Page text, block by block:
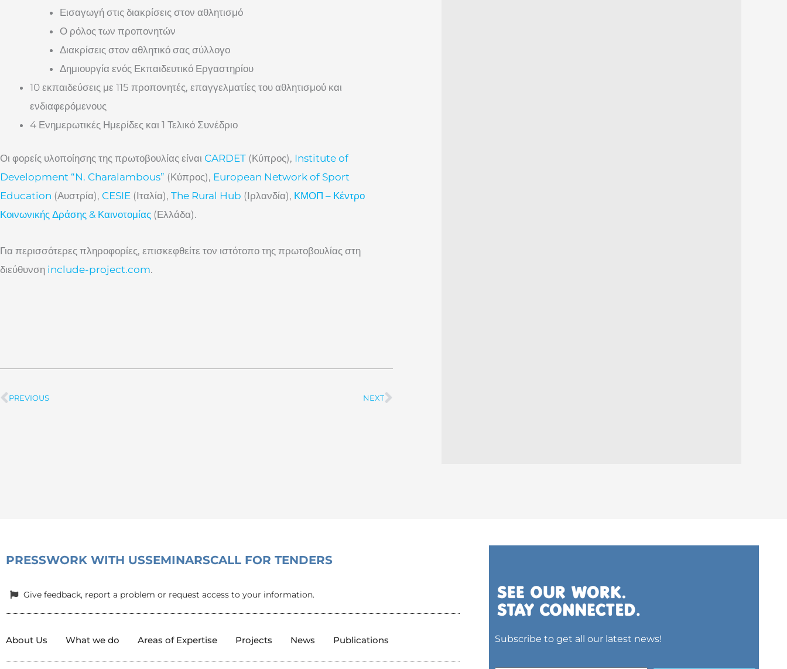
Εισαγωγή στις διακρίσεις στον αθλητισμό
Ο ρόλος των προπονητών
Διακρίσεις στον αθλητικό σας σύλλογο
Δημιουργία ενός Εκπαιδευτικό Εργαστηρίου
10 εκπαιδεύσεις με 115 προπονητές, επαγγελματίες του αθλητισμού και
ενδιαφερόμενους
4 Ενημερωτικές Ημερίδες και 1 Τελικό Συνέδριο
Οι φορείς υλοποίησης της πρωτοβουλίας είναι CARDET (Κύπρος), Institute of
Development “N. Charalambous” (Κύπρος), European Network of Sport
Education (Αυστρία), CESIE (Ιταλία), The Rural Hub (Ιρλανδία), ΚΜΟΠ – Κέντρο
Κοινωνικής Δράσης & Καινοτομίας (Ελλάδα).
Για περισσότερες πληροφορίες, επισκεφθείτε τον ιστότοπο της πρωτοβουλίας στη
διεύθυνση include-project.com.
Prev
PREVIOUS NEXTNext
PRESSWORK WITH USSEMINARSCALL FOR TENDERS
Give feedback, report a problem or request access to your information.
About Us What we do Areas of Expertise Projects News Publications Subscribe to get all our latest news!